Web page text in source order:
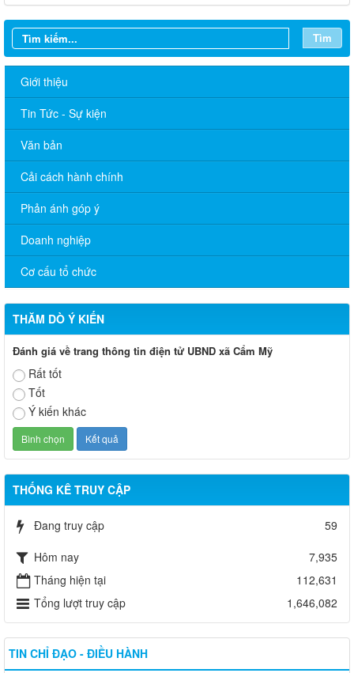
Tìm
Giới thiệu
Tin Tức - Sự kiện
Văn bản
Cải cách hành chính
Phản ánh góp ý
Doanh nghiệp
Cơ cấu tổ chức
THĂM DÒ Ý KIẾN
Đánh giá về trang thông tin điện tử UBND xã Cẩm Mỹ
Rất tốt
Tốt
Ý kiến khác
THỐNG KÊ TRUY CẬP
Đang truy cập
59
Hôm nay
7,935
Tháng hiện tại
112,631
Tổng lượt truy cập
1,646,082
TIN CHỈ ĐẠO - ĐIỀU HÀNH